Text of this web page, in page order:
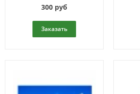
300 руб
Заказать